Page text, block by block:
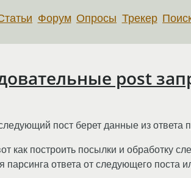
Форум Опросы Трекер
post
пост берет данные из ответа
как построить посылки и обработку
ответа от следующего поста